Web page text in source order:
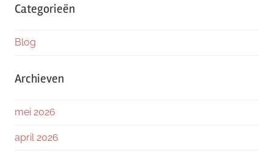
Categorieën
Blog
Archieven
mei 2026
april 2026